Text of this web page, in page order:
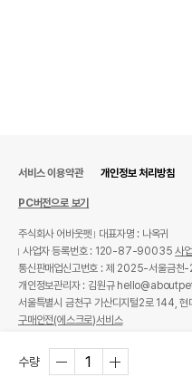
수량
서비스 이용약관 개인정보 처리방침
PC버전으로 보기
주식회사 어바웃펫
대표자명 : 나옥귀
사업자 등록번호 : 120-87-90035사
통신판매업신고번호 : 제 2025-서울금
개인정보관리자 : 김원규
서울특별시 금천구 가산디지털2로 144,
구매안전(에스크로)서비스